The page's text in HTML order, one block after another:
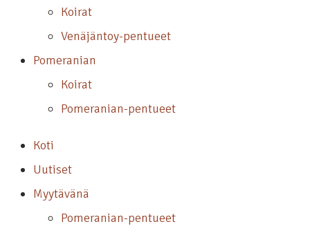
Koirat
Venäjäntoy-pentueet
Pomeranian
Koirat
Pomeranian-pentueet
Koti
Uutiset
Myytävänä
Pomeranian-pentueet